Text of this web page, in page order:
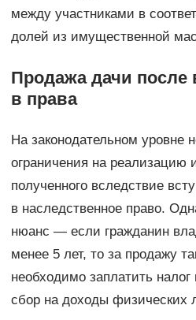
между участниками в
долей из имущественной
Продажа дачи после
в права
На законодательном уровне
ограничения на реализацию
полученного вследствие
в наследственное право.
нюанс — если гражданин
менее 5 лет, то за продажу
необходимо заплатить
сбор на доходы физических